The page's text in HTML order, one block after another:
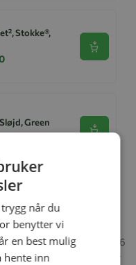
Stokke®,
Se
Green
Se
og passer barn fra 9-36
vil beskytte ved enhver
når du
benytter vi
en best mulig
hente inn